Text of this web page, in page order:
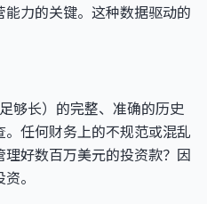
力的关键。这种数据驱动的
够长）的完整、准确的历史
任何财务上的不规范或混乱
好数百万美元的投资款？因
。